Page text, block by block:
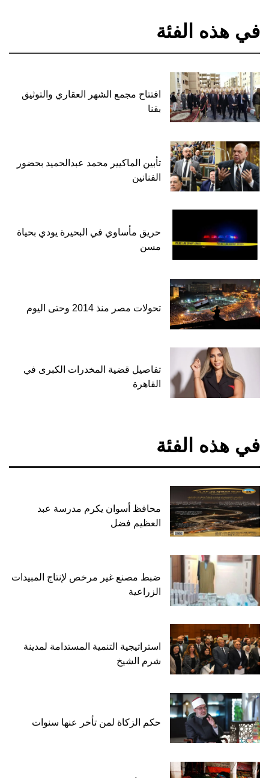
في هذه الفئة
افتتاح مجمع الشهر العقاري والتوثيق
بقنا
تأبين الماكيير محمد عبدالحميد بحضور
الفنانين
حريق مأساوي في البحيرة يودي بحياة
مسن
تحولات مصر منذ 2014 وحتى اليوم
تفاصيل قضية المخدرات الكبرى في
القاهرة
في هذه الفئة
محافظ أسوان يكرم مدرسة عبد
العظيم فضل
ضبط مصنع غير مرخص لإنتاج المبيدات
الزراعية
استراتيجية التنمية المستدامة لمدينة
شرم الشيخ
حكم الزكاة لمن تأخر عنها سنوات